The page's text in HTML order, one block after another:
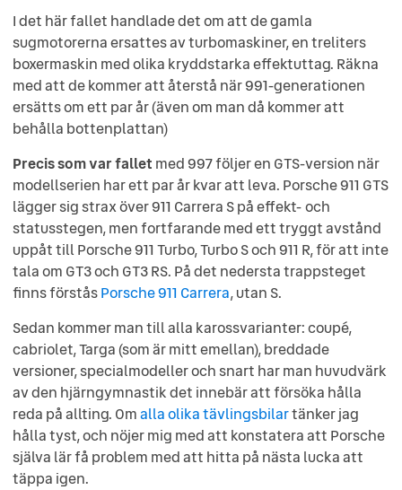
I det här fallet handlade det om att de gamla
sugmotorerna ersattes av turbomaskiner, en treliters
boxermaskin med olika kryddstarka effektuttag. Räkna
med att de kommer att återstå när 991-generationen
ersätts om ett par år (även om man då kommer att
behålla bottenplattan)
Precis som var fallet med 997 följer en GTS-version när
modellserien har ett par år kvar att leva. Porsche 911 GTS
lägger sig strax över 911 Carrera S på effekt- och
statusstegen, men fortfarande med ett tryggt avstånd
uppåt till Porsche 911 Turbo, Turbo S och 911 R, för att inte
tala om GT3 och GT3 RS. På det nedersta trappsteget
finns förståsPorsche 911 Carrera, utan S.
Sedan kommer man till alla karossvarianter: coupé,
cabriolet, Targa (som är mitt emellan), breddade
versioner, specialmodeller och snart har man huvudvärk
av den hjärngymnastik det innebär att försöka hålla
reda på allting. Omalla olika tävlingsbilartänker jag
hålla tyst, och nöjer mig med att konstatera att Porsche
själva lär få problem med att hitta på nästa lucka att
täppa igen.